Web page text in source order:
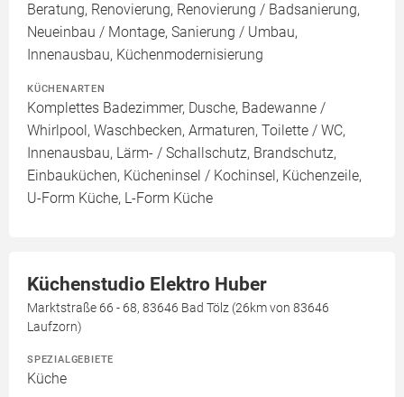
Beratung, Renovierung, Renovierung / Badsanierung,
Neueinbau / Montage, Sanierung / Umbau,
Innenausbau, Küchenmodernisierung
KÜCHENARTEN
Komplettes Badezimmer, Dusche, Badewanne /
Whirlpool, Waschbecken, Armaturen, Toilette / WC,
Innenausbau, Lärm- / Schallschutz, Brandschutz,
Einbauküchen, Kücheninsel / Kochinsel, Küchenzeile,
U-Form Küche, L-Form Küche
Küchenstudio Elektro Huber
Marktstraße 66 - 68, 83646 Bad Tölz (26km von 83646
Laufzorn)
SPEZIALGEBIETE
Küche